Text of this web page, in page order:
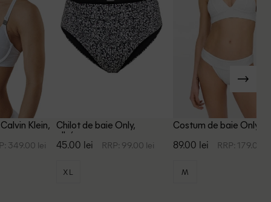
Klein,
349.00 lei
Chilot de baie Only,
alb/negru
45.00 lei RRP: 99.00 lei
XL
Costum de baie Only,
89.00 lei RRP: 179.00
M